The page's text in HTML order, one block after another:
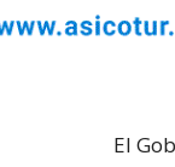
El